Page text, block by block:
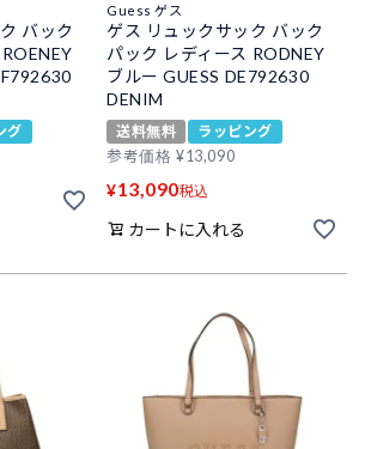
バック
グ
Guess ゲス
ゲス リュックサック バック
パック レディース RODNEY
ブルー GUESS DE792630
DENIM
送料無料
ラッピング
参考価格 ¥13,090
¥13,090税込
カートに入れる